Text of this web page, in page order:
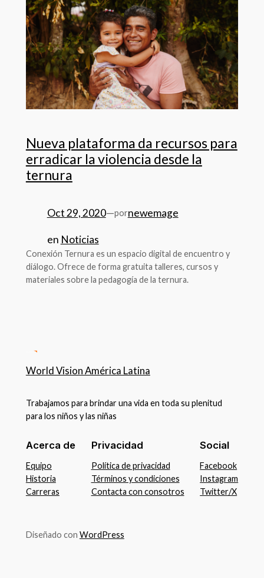
Nueva plataforma da recursos para
erradicar la violencia desde la
ternura
Oct 29, 2020—pornewemage
en Noticias
Conexión Ternura es un espacio digital de encuentro y
diálogo. Ofrece de forma gratuita talleres, cursos y
materiales sobre la pedagogía de la ternura.
World Vision América Latina
Trabajamos para brindar una vida en toda su plenitud
para los niños y las niñas
Acerca de
Equipo
Historia
Carreras
Privacidad
Política de privacidad
Términos y condiciones
Contacta con consotros
Social
Facebook
Instagram
Twitter/X
Diseñado con WordPress